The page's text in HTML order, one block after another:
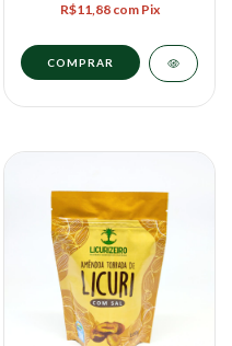
R$11,88 com Pix